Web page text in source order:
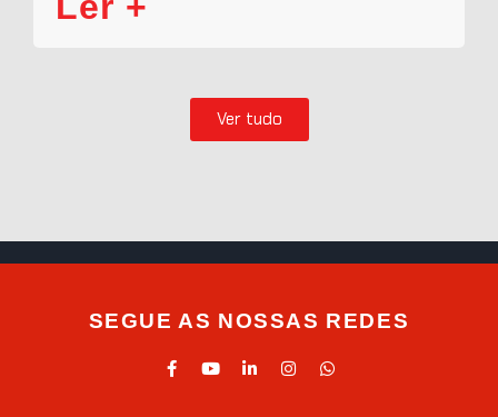
Ver tudo
SEGUE AS NOSSAS REDES